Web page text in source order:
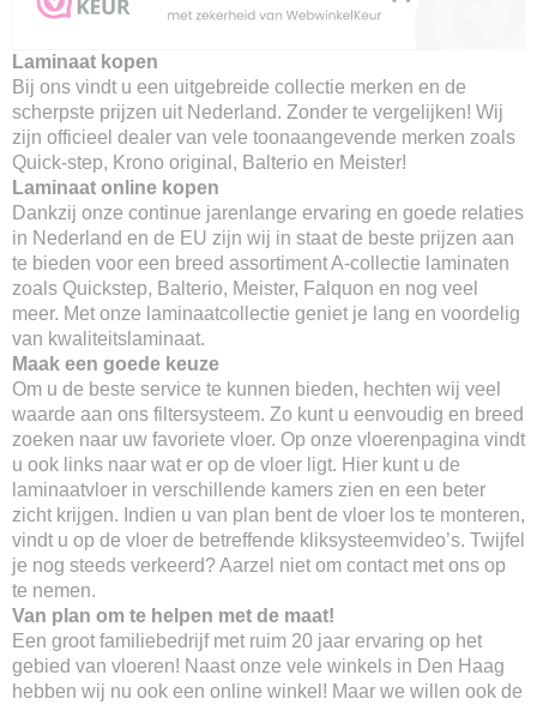
Laminaat kopen
Bij ons vindt u een uitgebreide collectie merken en de
scherpste prijzen uit Nederland. Zonder te vergelijken! Wij
zijn officieel dealer van vele toonaangevende merken zoals
Quick-step, Krono original, Balterio en Meister!
Laminaat online kopen
Dankzij onze continue jarenlange ervaring en goede relaties
in Nederland en de EU zijn wij in staat de beste prijzen aan
te bieden voor een breed assortiment A-collectie laminaten
zoals Quickstep, Balterio, Meister, Falquon en nog veel
meer. Met onze laminaatcollectie geniet je lang en voordelig
van kwaliteitslaminaat.
Maak een goede keuze
Om u de beste service te kunnen bieden, hechten wij veel
waarde aan ons filtersysteem. Zo kunt u eenvoudig en breed
zoeken naar uw favoriete vloer. Op onze vloerenpagina vindt
u ook links naar wat er op de vloer ligt. Hier kunt u de
laminaatvloer in verschillende kamers zien en een beter
zicht krijgen. Indien u van plan bent de vloer los te monteren,
vindt u op de vloer de betreffende kliksysteemvideo’s. Twijfel
je nog steeds verkeerd? Aarzel niet om contact met ons op
te nemen.
Van plan om te helpen met de maat!
Een groot familiebedrijf met ruim 20 jaar ervaring op het
gebied van vloeren! Naast onze vele winkels in Den Haag
hebben wij nu ook een online winkel! Maar we willen ook de